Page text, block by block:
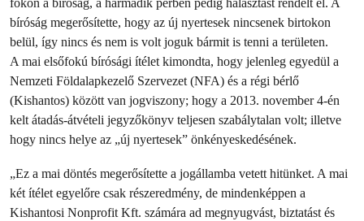
fokon a bíróság, a harmadik perben pedig halasztást rendelt el. A
bíróság megerősítette, hogy az új nyertesek nincsenek birtokon
belül, így nincs és nem is volt joguk bármit is tenni a területen.
A mai elsőfokú bírósági ítélet kimondta, hogy jelenleg egyedül a
Nemzeti Földalapkezelő Szervezet (NFA) és a régi bérlő
(Kishantos) között van jogviszony; hogy a 2013. november 4-én
kelt átadás-átvételi jegyzőkönyv teljesen szabálytalan volt; illetve
hogy nincs helye az „új nyertesek” önkényeskedésének.
„Ez a mai döntés megerősítette a jogállamba vetett hitünket. A mai
két ítélet egyelőre csak részeredmény, de mindenképpen a
Kishantosi Nonprofit Kft. számára ad megnyugvást, biztatást és